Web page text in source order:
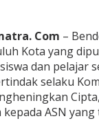
Com –
Kota yang
dan pelajar
selaku
kepada ASN